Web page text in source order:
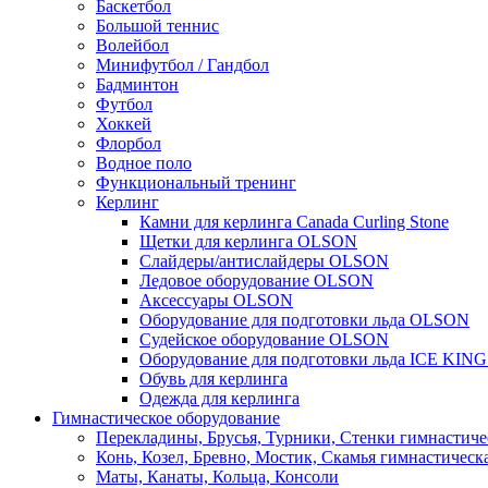
Баскетбол
Большой теннис
Волейбол
Минифутбол / Гандбол
Бадминтон
Футбол
Хоккей
Флорбол
Водное поло
Функциональный тренинг
Керлинг
Камни для керлинга Canada Curling Stone
Щетки для керлинга OLSON
Слайдеры/антислайдеры OLSON
Ледовое оборудование OLSON
Аксессуары OLSON
Оборудование для подготовки льда OLSON
Судейское оборудование OLSON
Оборудование для подготовки льда ICE
Обувь для керлинга
Одежда для керлинга
Гимнастическое оборудование
Перекладины, Брусья, Турники, Стенки
Конь, Козел, Бревно, Мостик, Скамья
Маты, Канаты, Кольца, Консоли